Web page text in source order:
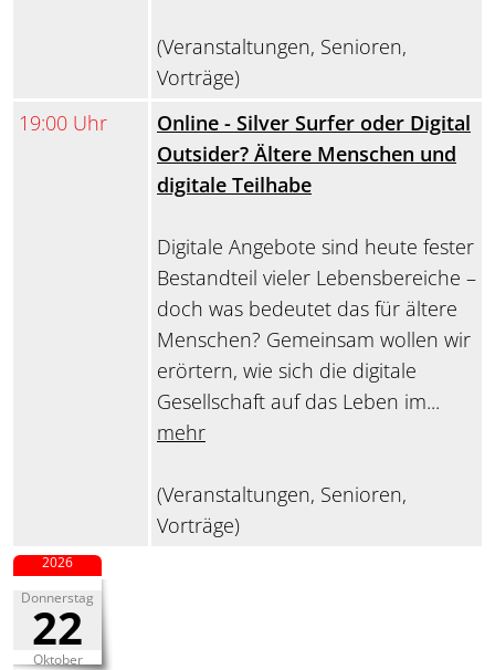
(Veranstaltungen, Senioren,
Vorträge)
19:00 Uhr
Online - Silver Surfer oder Digital
Outsider? Ältere Menschen und
digitale Teilhabe
Digitale Angebote sind heute fester
Bestandteil vieler Lebensbereiche –
doch was bedeutet das für ältere
Menschen? Gemeinsam wollen wir
erörtern, wie sich die digitale
Gesellschaft auf das Leben im...
mehr
(Veranstaltungen, Senioren,
Vorträge)
Donnerstag
22
Oktober
2026